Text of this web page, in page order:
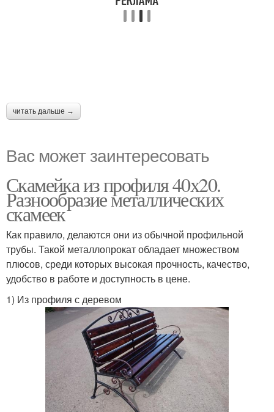
читать дальше →
Вас может заинтересовать
Скамейка из профиля 40х20.
Разнообразие металлических
скамеек
Как правило, делаются они из обычной профильной
трубы. Такой металлопрокат обладает множеством
плюсов, среди которых высокая прочность, качество,
удобство в работе и доступность в цене.
1) Из профиля с деревом